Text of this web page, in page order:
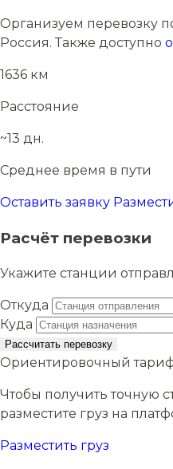
Организуем перевозку
Россия. Также доступно
1636 км
Расстояние
~13 дн.
Среднее время в пути
Оставить заявку
Расчёт перевозки
Укажите станции
Откуда
Куда
Рассчитать перевозку
Ориентировочный
Чтобы получить точную
разместите груз на
Разместить груз